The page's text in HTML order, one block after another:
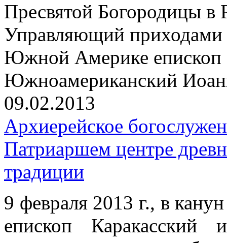
Пресвятой Богородицы в
Управляющий приходами
Южной Америке епископ
Южноамериканский
09.02.2013
Архиерейское
Патриаршем центре
традиции
9 февраля 2013 г., в
епископ